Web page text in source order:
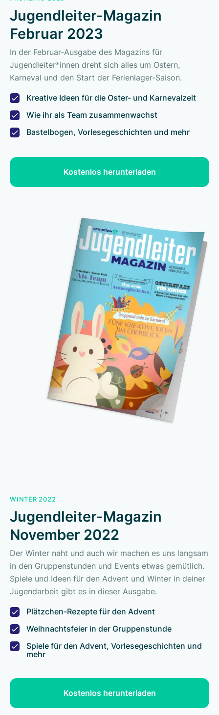
Jugendleiter-Magazin
Februar 2023
In der Februar-Ausgabe des Magazins für
Jugendleiter*innen dreht sich alles um Ostern,
Karneval und den Start der Ferienlager-Saison.
Kreative Ideen für die Oster- und Karnevalzeit
Wie ihr als Team zusammenwachst
Bastelbogen, Vorlesegeschichten und mehr
Kostenlos herunterladen
WINTER 2022
Jugendleiter-Magazin
November 2022
Der Winter naht und auch wir machen es uns langsam
in den Gruppenstunden und Events etwas gemütlich.
Spiele und Ideen für den Advent und Winter in deiner
Jugendarbeit gibt es in dieser Ausgabe.
Plätzchen-Rezepte für den Advent
Weihnachtsfeier in der Gruppenstunde
Spiele für den Advent, Vorlesegeschichten und
mehr
Kostenlos herunterladen